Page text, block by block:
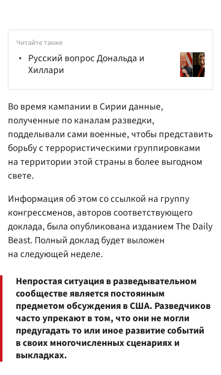
Читайте также
Русский вопрос Дональда и
Хиллари
Во время кампании в Сирии данные,
полученные по каналам разведки,
подделывали сами военные, чтобы представить
борьбу с террористическими группировками
на территории этой страны в более выгодном
свете.
Информация об этом со ссылкой на группу
конгрессменов, авторов соответствующего
доклада, была опубликована изданием The Daily
Beast. Полный доклад будет выложен
на следующей неделе.
Непростая ситуация в разведывательном
сообществе является постоянным
предметом обсуждения в США. Разведчиков
часто упрекают в том, что они не могли
предугадать то или иное развитие событий
в своих многочисленных сценариях и
выкладках.